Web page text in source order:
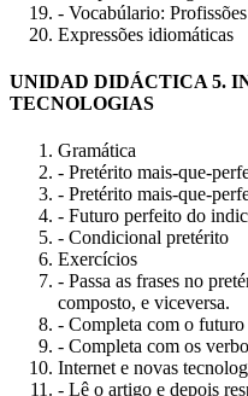
- Vocabúlario: Profissões
Expressões idiomáticas
UNIDAD DIDÁCTICA 5.
TECNOLOGIAS
Gramática
- Pretérito mais-que-
- Pretérito mais-que-
- Futuro perfeito do
- Condicional pretérito
Exercícios
- Passa as frases no
composto, e viceversa.
- Completa com o
- Completa com os
Internet e novas
- Lê o artigo e depois